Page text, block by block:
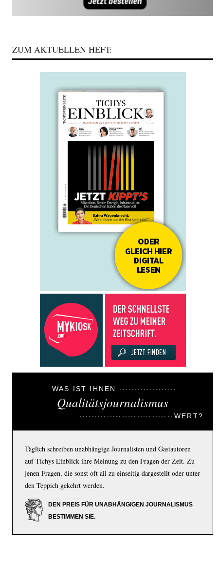
ZUM AKTUELLEN HEFT:
WAS IST IHNEN
Qualitätsjournalismus
WERT?
Täglich schreiben unabhängige Journalisten und Gastautoren
auf Tichys Einblick ihre Meinung zu den Fragen der Zeit. Zu
jenen Fragen, die sonst oft all zu einseitig dargestellt oder unter
den Teppich gekehrt werden.
DEN PREIS FÜR UNABHÄNGIGEN JOURNALISMUS
BESTIMMEN SIE.